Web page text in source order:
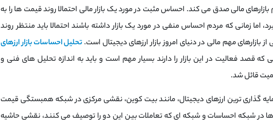
مالی صدق می کند. احساس مثبت در مورد یک بازار مالی احتمالا روند قیمت ها را به
اما زمانی که مردم احساس منفی در مورد یک بازار داشته باشند احتمالا باید منتظر روند
بازارهای مهم مالی در دنیای امروز بازار ارزهای دیجیتال است. تحلیل احساسات بازار ارزهای
که قصد فعالیت در این بازار را دارند بسیار مهم است و باید به اندازه تحلیل های فنی و
قائل شد.
‌گذاری‌ ترین ارزهای دیجیتال، مانند بیت کوین، نقشی مرکزی در شبکه همبستگی قیمت
ها در شبکه احساسات و شبکه ‌ای که تعاملات بین این دو را توصیف می ‌کنند، نقشی حاشیه